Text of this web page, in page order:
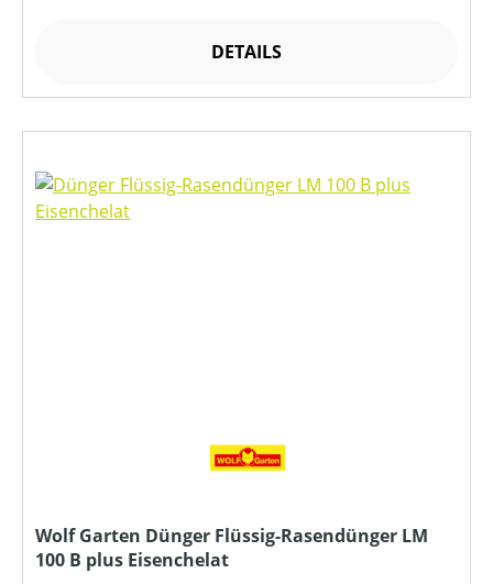
DETAILS
Wolf Garten Dünger Flüssig-Rasendünger LM
100 B plus Eisenchelat